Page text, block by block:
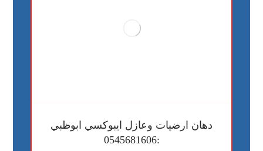
دهان ارضيات وعازل ايبوكسي ابوظبي
:0545681606